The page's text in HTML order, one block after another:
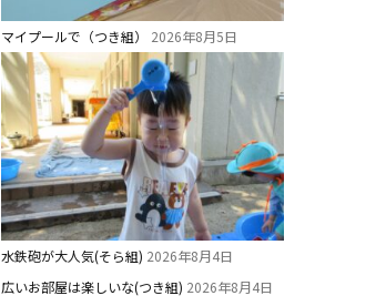
マイプールで（つき組） 2026年8月5日
水鉄砲が大人気(そら組) 2026年8月4日
広いお部屋は楽しいな(つき組) 2026年8月4日